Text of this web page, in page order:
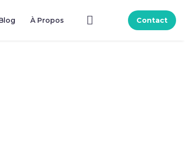
À Propos Contact